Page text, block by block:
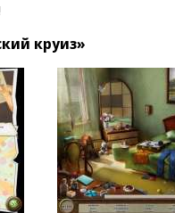
круиз»